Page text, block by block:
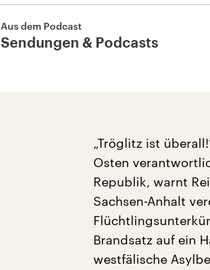
Aus dem Podcast
Sendungen & Podcasts
„Tröglitz ist
Osten
Republik, warnt
Sachsen-Anhalt
Brandsatz auf ein
westfälische